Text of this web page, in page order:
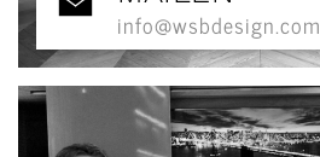
info@wsbdesign.com